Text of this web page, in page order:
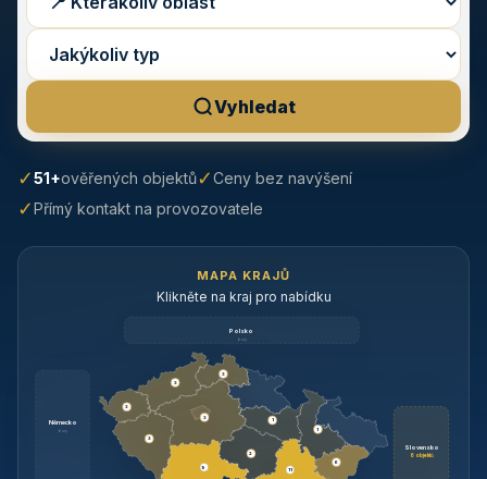
Vyhledat
✓51+ověřených objektů✓Ceny bez navýšení
✓Přímý kontakt na provozovatele
MAPA KRAJŮ
Klikněte na kraj pro nabídku
Polsko
brzy
Německo
brzy
Slovensko
6 objektů
3
9
3
3
3
3
1
2
11
1
6